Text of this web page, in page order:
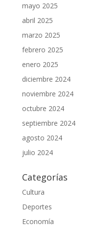
mayo 2025
abril 2025
marzo 2025
febrero 2025
enero 2025
diciembre 2024
noviembre 2024
octubre 2024
septiembre 2024
agosto 2024
julio 2024
Categorías
Cultura
Deportes
Economía